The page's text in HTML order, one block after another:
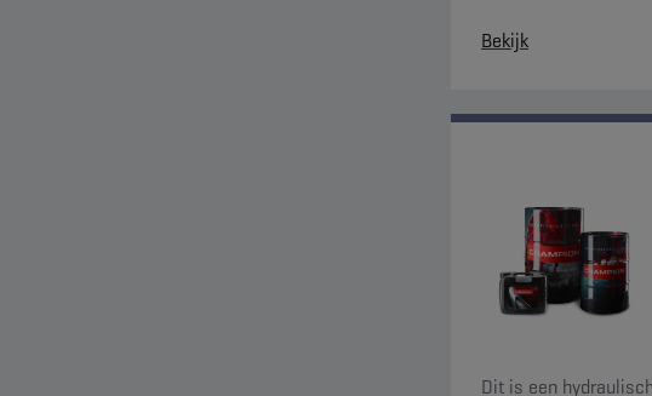
en snelle
Bekijk
Dit is een